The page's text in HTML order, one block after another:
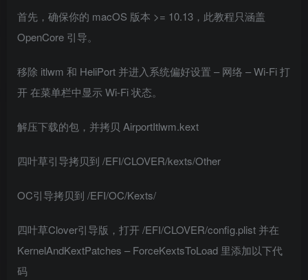
首先，确保你的 macOS 版本 >= 10.13，此教程只涵盖
OpenCore 引导。
移除 itlwm 和 HeliPort 并进入系统偏好设置 – 网络 – Wi-Fi 打
开 在菜单栏中显示 Wi-Fi 状态。
解压下载的包，并拷贝 AirportItlwm.kext
四叶草引导拷贝到 /EFI/CLOVER/kexts/Other
OC引导拷贝到 /EFI/OC/Kexts/
四叶草Clover引导版，打开 /EFI/CLOVER/config.plist 并在
KernelAndKextPatches – ForceKextsToLoad 里添加以下代
码